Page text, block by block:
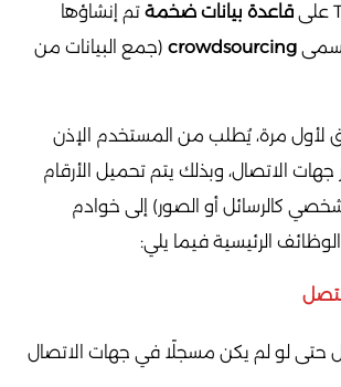
قاعدة بيانات ضخمة تم إنشاؤها
crowdsourcing (جمع البيانات من
لأول مرة، يُطلب من المستخدم الإذن
الاتصال، وبذلك يتم تحميل الأرقام
كالرسائل أو الصور) إلى خوادم
الرئيسية فيما يلي:
حتى لو لم يكن مسجلًا في جهات الاتصال